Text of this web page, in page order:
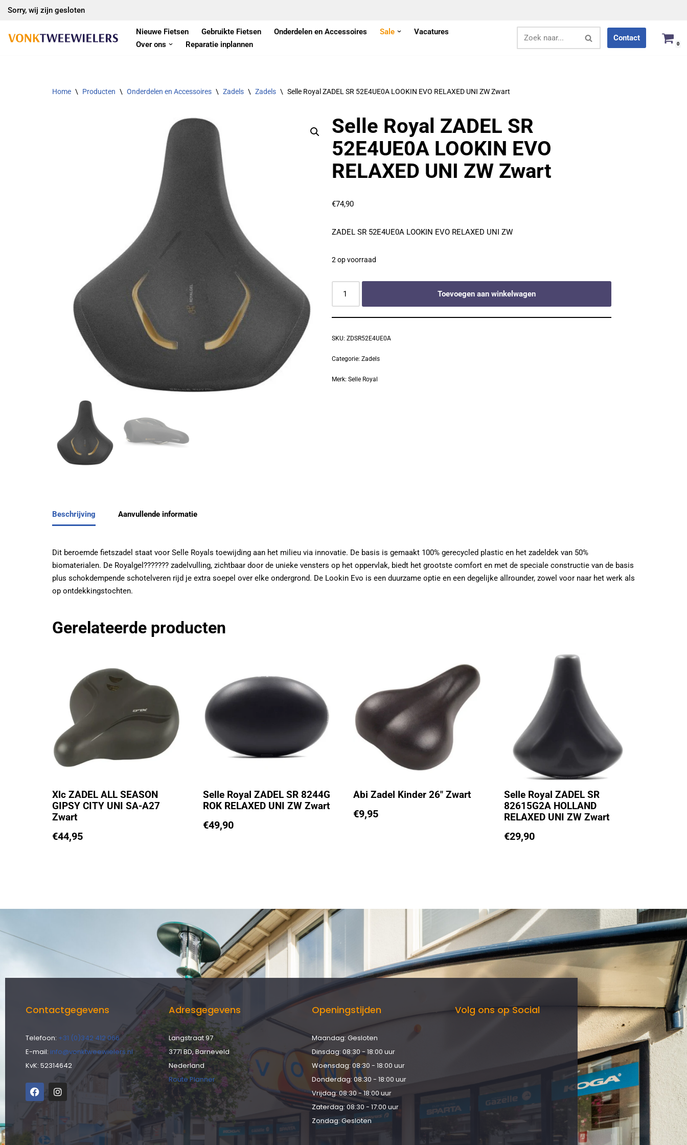
naar
Sorry, wij zijn gesloten
Nieuwe Fietsen Gebruikte Fietsen Onderdelen en Accessoires Sale
Vacatures
Over ons
Reparatie inplannen
Contact
0
Home \ Producten \ Onderdelen en Accessoires \ Zadels \ Zadels \ Selle Royal ZADEL SR 52E4UE0A LOOKIN EVO RELAXED UNI ZW Zwart
Selle Royal ZADEL SR
52E4UE0A LOOKIN EVO
RELAXED UNI ZW Zwart
€74,90
ZADEL SR 52E4UE0A LOOKIN EVO RELAXED UNI ZW
2 op voorraad
Toevoegen aan winkelwagen
SKU:ZDSR52E4UE0A
Categorie:Zadels
Merk:Selle Royal
Beschrijving Aanvullende informatie
Dit beroemde fietszadel staat voor Selle Royals toewijding aan het milieu via innovatie. De basis is gemaakt 100% gerecycled plastic en het zadeldek van 50%
biomaterialen. De Royalgel??????? zadelvulling, zichtbaar door de unieke vensters op het oppervlak, biedt het grootste comfort en met de speciale constructie van de basis
plus schokdempende schotelveren rijd je extra soepel over elke ondergrond. De Lookin Evo is een duurzame optie en een degelijke allrounder, zowel voor naar het werk als
op ontdekkingstochten.
Gerelateerde producten
Xlc ZADEL ALL SEASON
GIPSY CITY UNI SA-A27
Zwart
€44,95
Selle Royal ZADEL SR 8244G
ROK RELAXED UNI ZW Zwart
€49,90
Abi Zadel Kinder 26″ Zwart
€9,95
Selle Royal ZADEL SR
82615G2A HOLLAND
RELAXED UNI ZW Zwart
€29,90
Contactgegevens
Telefoon: +31 (0)342 412 066
E-mail: info@vonktweewielers.nl
KvK: 52314642
Adresgegevens
Langstraat 97
3771 BD, Barneveld
Nederland
Route Planner
Openingstijden
Maandag: Gesloten
Dinsdag: 08:30 - 18:00 uur
Woensdag: 08:30 - 18:00 uur
Donderdag: 08:30 - 18:00 uur
Vrijdag: 08:30 - 18:00 uur
Zaterdag: 08:30 - 17:00 uur
Zondag: Gesloten
Volg ons op Social